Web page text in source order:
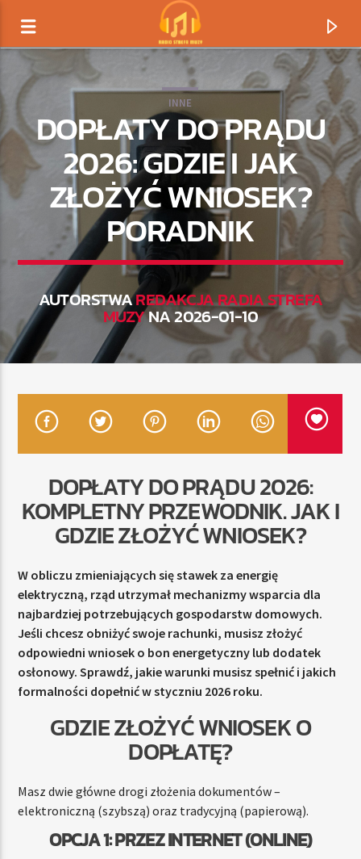
TERAZ GRAMY
TYTUŁ
ARTYSTA
TERAZ
RADIO STREFA MUZY
INNE
DOPŁATY DO PRĄDU
2026: GDZIE I JAK
ZŁOŻYĆ WNIOSEK?
PORADNIK
AUTORSTWAREDAKCJA RADIA STREFA
MUZYNA 2026-01-10
DOPŁATY DO PRĄDU 2026:
KOMPLETNY PRZEWODNIK. JAK I
GDZIE ZŁOŻYĆ WNIOSEK?
W obliczu zmieniających się stawek za energię
elektryczną, rząd utrzymał mechanizmy wsparcia dla
najbardziej potrzebujących gospodarstw domowych.
Jeśli chcesz obniżyć swoje rachunki, musisz złożyć
odpowiedni wniosek o bon energetyczny lub dodatek
osłonowy. Sprawdź, jakie warunki musisz spełnić i jakich
formalności dopełnić w styczniu 2026 roku.
GDZIE ZŁOŻYĆ WNIOSEK O
DOPŁATĘ?
Masz dwie główne drogi złożenia dokumentów –
elektroniczną (szybszą) oraz tradycyjną (papierową).
OPCJA 1: PRZEZ INTERNET (ONLINE)